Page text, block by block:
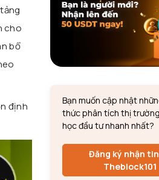
cho
bổ
định
Bạn muốn cập nhật
thức phân tích thị
học đầu tư nhanh nhất?
Đăng ký nhận
Theblock101